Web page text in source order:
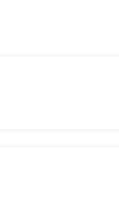
sans complications.
du marché.
des plateformes et des dApps.